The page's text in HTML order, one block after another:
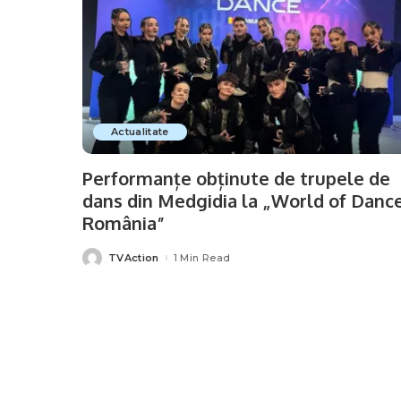
Actualitate
Performanțe obținute de trupele de
dans din Medgidia la „World of
România”
PostedTVAction 1 Min Read